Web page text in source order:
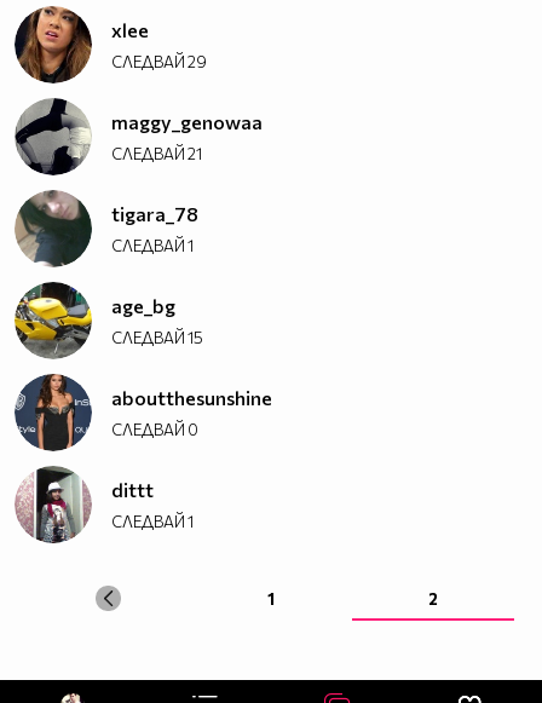
xlee
СЛЕДВАЙ29
maggy_genowaa
СЛЕДВАЙ21
tigara_78
СЛЕДВАЙ1
age_bg
СЛЕДВАЙ15
aboutthesunshine
СЛЕДВАЙ 0
dittt
СЛЕДВАЙ1
1 2